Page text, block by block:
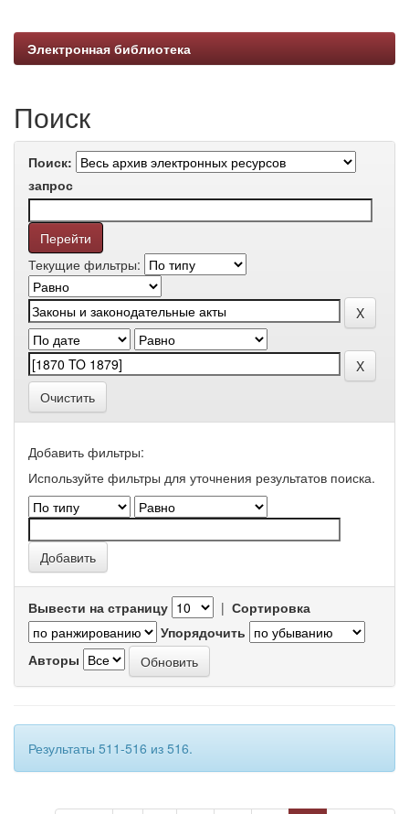
Электронная библиотека
Поиск
Поиск:
запрос
Текущие фильтры:
Очистить
Добавить фильтры:
Используйте фильтры для уточнения результатов поиска.
Вывести на страницу | Сортировка
Упорядочить
Авторы
Результаты 511-516 из 516.